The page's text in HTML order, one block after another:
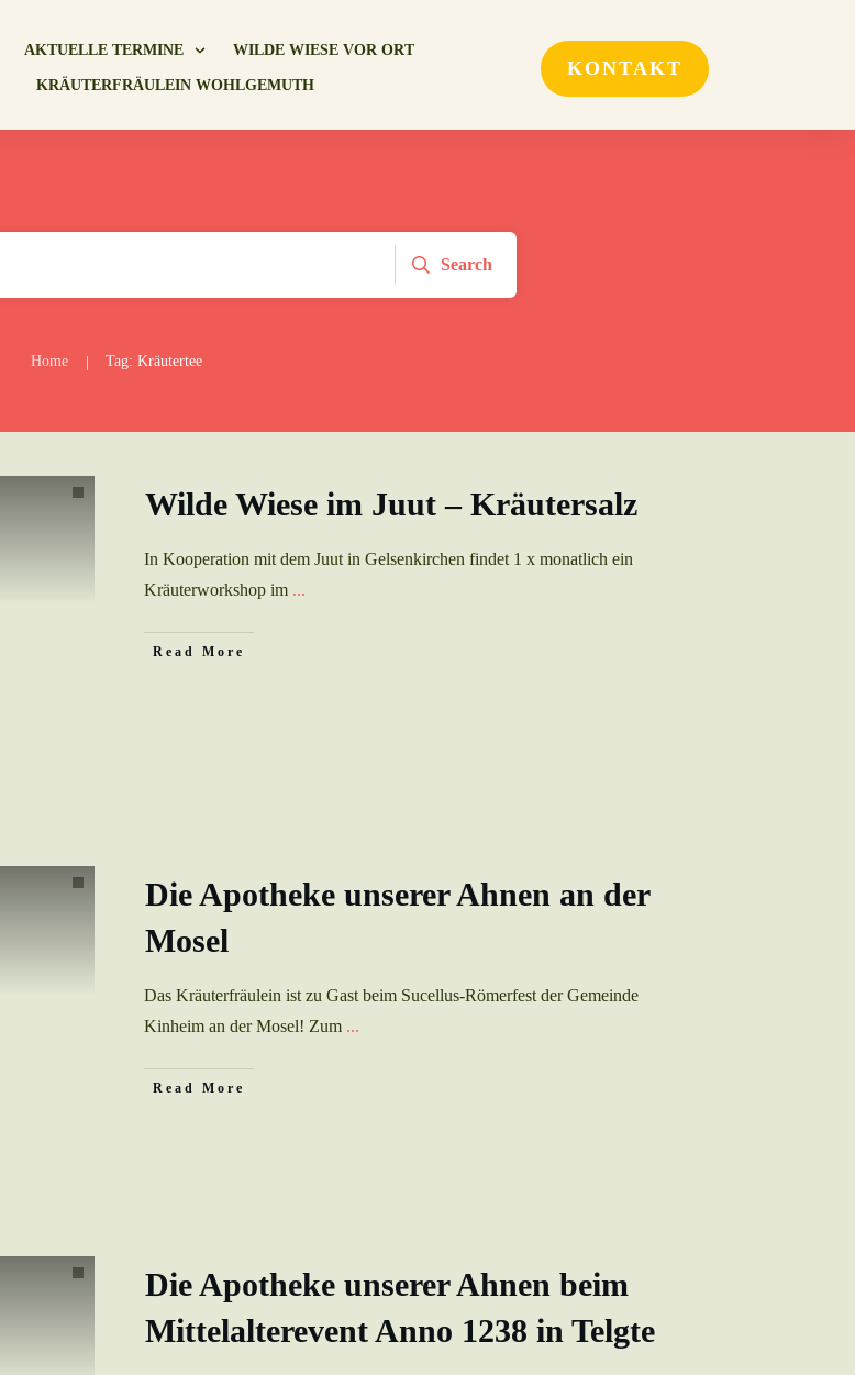
AKTUELLE TERMINE WILDE WIESE VOR ORT
KRÄUTERFRÄULEIN WOHLGEMUTH
KONTAKT
Search
Home | Tag: Kräutertee
Wilde Wiese im Juut – Kräutersalz
In Kooperation mit dem Juut in Gelsenkirchen findet 1 x monatlich ein
Kräuterworkshop im ...
Read More
Die Apotheke unserer Ahnen an der
Mosel
Das Kräuterfräulein ist zu Gast beim Sucellus-Römerfest der Gemeinde
Kinheim an der Mosel! Zum ...
Read More
Die Apotheke unserer Ahnen beim
Mittelalterevent Anno 1238 in Telgte